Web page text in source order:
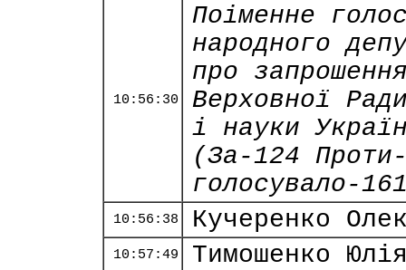
10:56:30
Поіменне
народного
про
Верховної
і науки
(За-124
голосувало-
10:56:38 Кучеренко
10:57:49 Тимошенко